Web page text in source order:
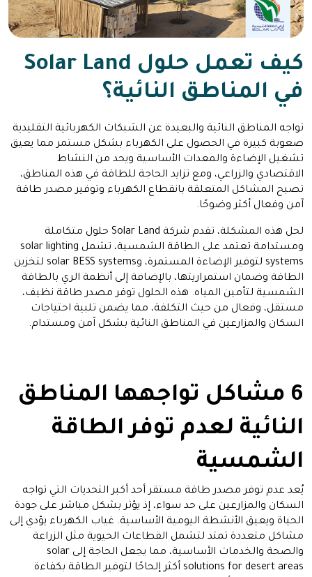
كيف تعمل حلول Solar Land
في المناطق النائية؟
تواجه المناطق النائية والبعيدة عن الشبكات الكهربائية التقليدية
صعوبة كبيرة في الحصول على الكهرباء بشكل مستمر مما يعيق
تشغيل الإضاءة والمعدات الأساسية ويحد من النشاط
الاقتصادي والزراعي، ومع تزايد الحاجة للطاقة في هذه المناطق،
تصبح المشاكل المتعلقة بانقطاع الكهرباء وتوفير مصدر طاقة
آمن وفعال أكثر وضوحًا.
لحل هذه المشكلة، تقدم شركة Solar Land حلول متكاملة
ومستدامة تعتمد على الطاقة الشمسية، تشمل solar lighting
systems لتوفير الإضاءة المستمرة، وsolar BESS systems لتخزين
الطاقة وضمان استمراريتها، بالإضافة إلى أنظمة الري بالطاقة
الشمسية لتأمين المياه. هذه الحلول توفر مصدر طاقة نظيف،
مستقل، وفعال من حيث التكلفة، مما يضمن تلبية احتياجات
السكان والمزارعين في المناطق النائية بشكل آمن ومستدام.
6 مشاكل تواجهها المناطق
النائية لعدم توفر الطاقة
الشمسية
يُعد عدم توفر مصدر طاقة مستقر أحد أكبر التحديات التي تواجه
السكان والمزارعين على حد سواء، إذ يؤثر بشكل مباشر على جودة
الحياة ويعيق الأنشطة اليومية الأساسية. غياب الكهرباء يؤدي إلى
مشاكل متعددة تمتد لتشمل القطاعات الحيوية مثل الزراعة
والصحة والخدمات الأساسية، مما يجعل الحاجة إلى solar
solutions for desert areas أكثر إلحاحًا لتوفير الطاقة بكفاءة